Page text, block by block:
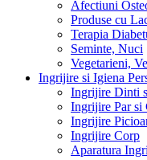
Afectiuni
Produse cu
Terapia
Seminte, Nuci
Vegetarieni,
Ingrijire si Igiena
Ingrijire Dinti
Ingrijire Par si
Ingrijire
Ingrijire Corp
Aparatura